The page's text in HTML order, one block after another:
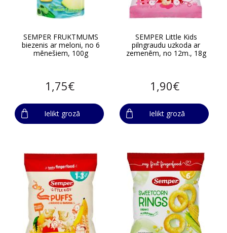
SEMPER FRUKTMUMS
biezenis ar meloni, no 6
mēnešiem, 100g
1,75€
Ielikt grozā
SEMPER Little Kids
pilngraudu uzkoda ar
zemenēm, no 12m., 18g
1,90€
Ielikt grozā